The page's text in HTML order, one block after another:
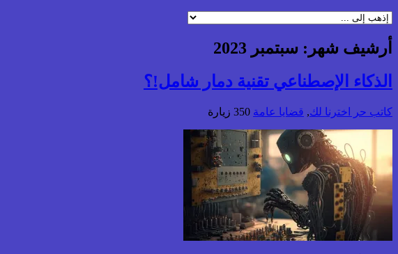
أرشيف شهر: سبتمبر 2023
الذكاء الإصطناعي تقنية دمار شامل!؟
كاتب حر اخترنا لك, قضايا عامة 350 زيارة